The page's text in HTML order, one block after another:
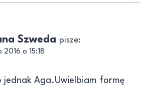
Szweda pisze:
2016 o 15:18
Aga.Uwielbiam formę